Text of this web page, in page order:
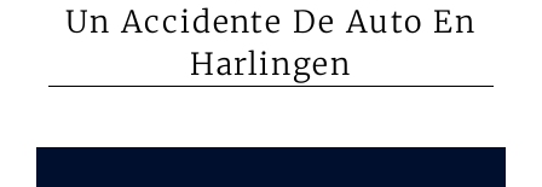
Un Accidente De Auto En
Harlingen